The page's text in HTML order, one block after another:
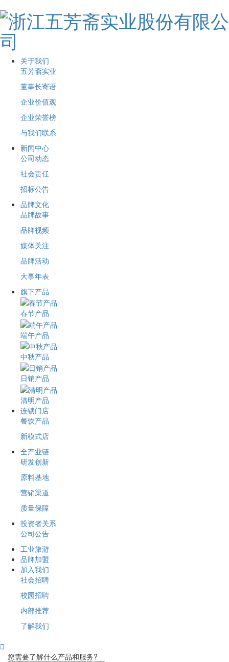
关于我们
五芳斋实业
董事长寄语
企业价值观
企业荣誉榜
与我们联系
新闻中心
公司动态
社会责任
招标公告
品牌文化
品牌故事
品牌视频
媒体关注
品牌活动
大事年表
旗下产品
春节产品
端午产品
中秋产品
日销产品
清明产品
连锁门店
餐饮产品
新模式店
全产业链
研发创新
原料基地
营销渠道
质量保障
投资者关系
公司公告
工业旅游
品牌加盟
加入我们
社会招聘
校园招聘
内部推荐
了解我们

您需要了解什么产品和服务?